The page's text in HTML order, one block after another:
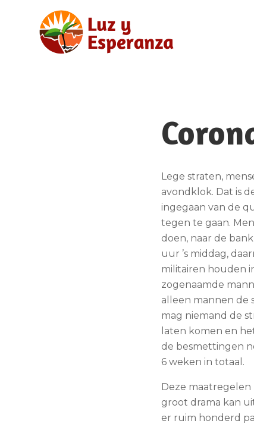
Lege straten,
avondklok. Dat is
ingegaan van de
tegen te gaan.
doen, naar de
uur ’s middag,
militairen houden
zogenaamde
alleen mannen de
mag niemand de
laten komen en
de besmettingen
6 weken in totaal.
Deze
groot drama kan
er ruim honderd